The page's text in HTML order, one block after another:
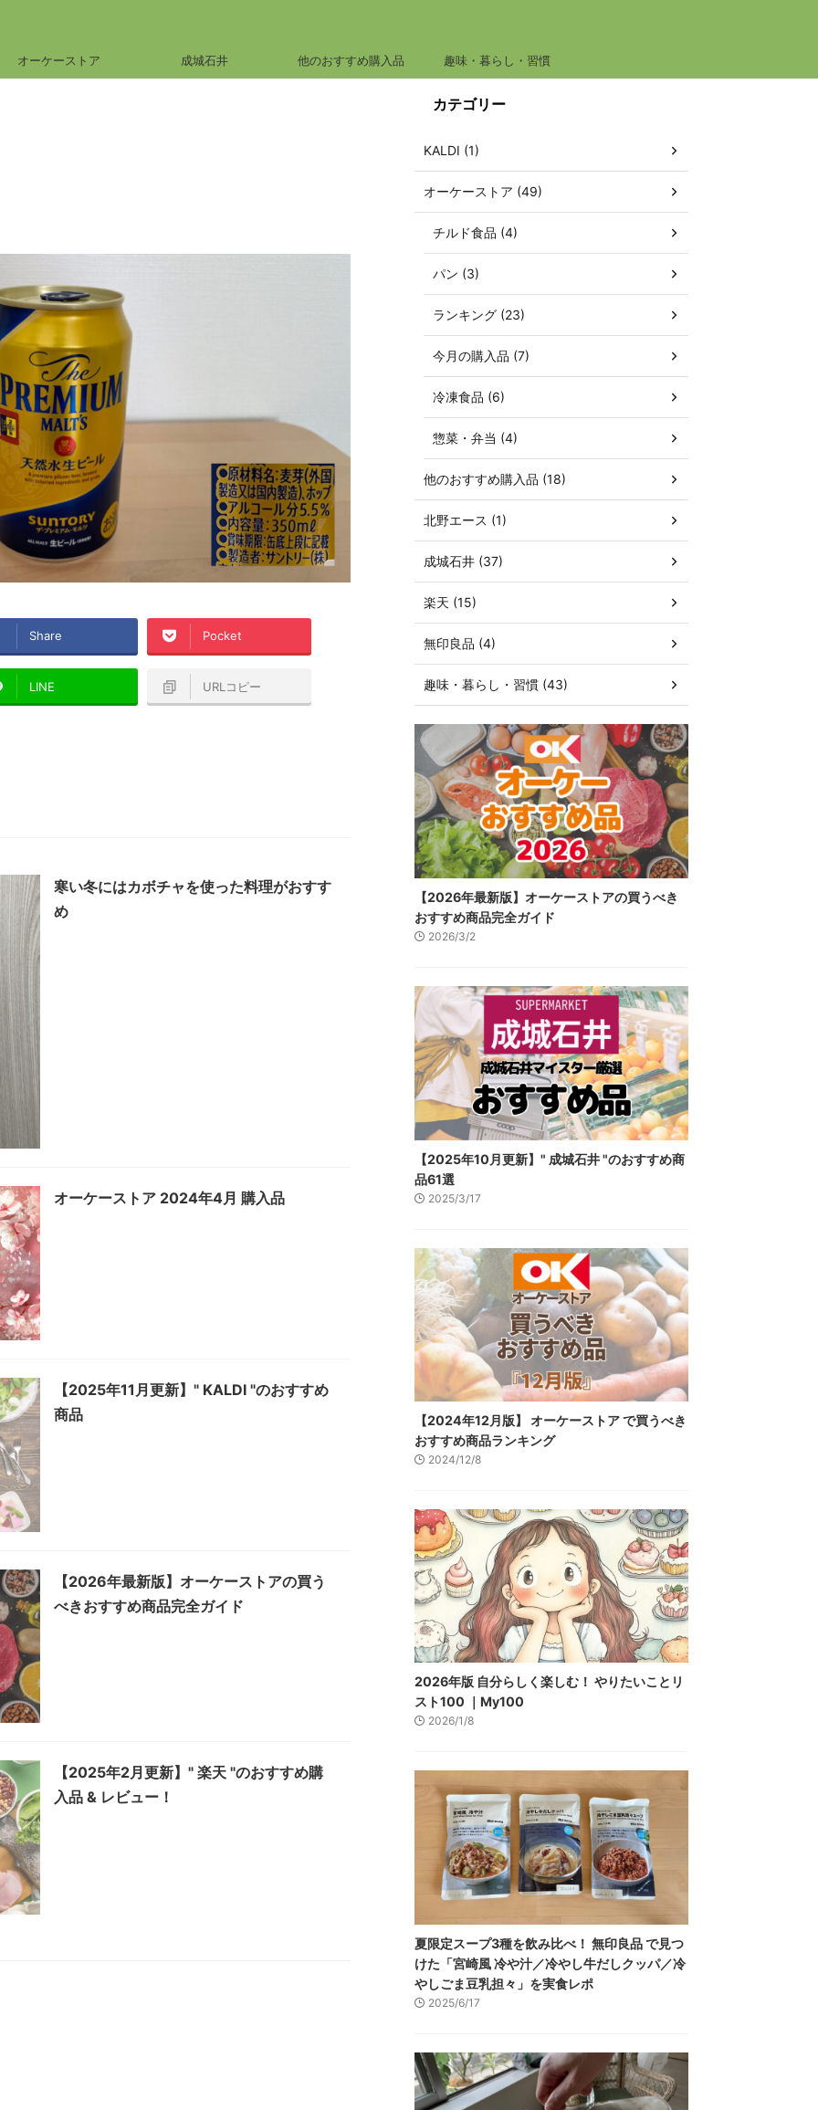
オーケーストア 成城石井 他のおすすめ購入品 趣味・暮らし・習慣
Share Pocket
LINE URLコピー
寒い冬にはカボチャを使った料理がおすす
め
オーケーストア 2024年4月 購入品
【2025年11月更新】" KALDI "のおすすめ
商品
【2026年最新版】オーケーストアの買う
べきおすすめ商品完全ガイド
【2025年2月更新】" 楽天 "のおすすめ購
入品 & レビュー！
カテゴリー
KALDI (1)
オーケーストア (49)
チルド食品 (4)
パン (3)
ランキング (23)
今月の購入品 (7)
冷凍食品 (6)
惣菜・弁当 (4)
他のおすすめ購入品 (18)
北野エース (1)
成城石井 (37)
楽天 (15)
無印良品 (4)
趣味・暮らし・習慣 (43)
【2026年最新版】オーケーストアの買うべき
おすすめ商品完全ガイド
2026/3/2
【2025年10月更新】" 成城石井 "のおすすめ商
品61選
2025/3/17
【2024年12月版】 オーケーストア で買うべき
おすすめ商品ランキング
2024/12/8
2026年版 自分らしく楽しむ！ やりたいことリ
スト100 ｜My100
2026/1/8
夏限定スープ3種を飲み比べ！ 無印良品 で見つ
けた「宮崎風 冷や汁／冷やし牛だしクッパ／冷
やしごま豆乳担々」を実食レポ
2025/6/17